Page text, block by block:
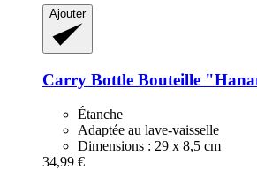
Ajouter
Carry Bottle Bouteille
Étanche
Adaptée au lave-vaisselle
Dimensions : 29 x 8,5 cm
34,99 €